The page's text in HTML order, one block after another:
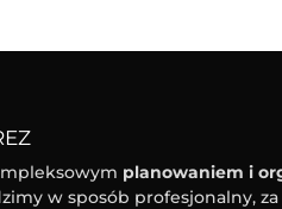
planowaniem i
w sposób profesjonalny,